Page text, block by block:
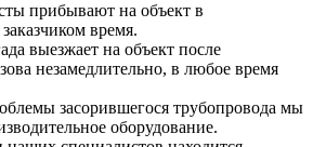
прибывают на объект в
время.
выезжает на объект после
незамедлительно, в любое время
засорившегося трубопровода мы
оборудование.